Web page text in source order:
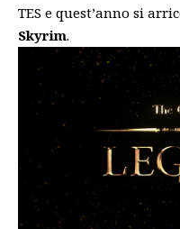
TES e quest’anno si
Skyrim.